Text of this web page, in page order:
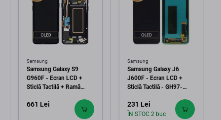
Samsung
Samsung Galaxy S9
G960F - Ecran LCD +
Sticlă Tactilă + Ramă
21696A, GH97-21697A,
GH97-21724A Genuine
661 Lei
Samsung
Samsung Galaxy J6
J600F - Ecran LCD +
Sticlă Tactilă - GH97-
Genuine Service Pack
231 Lei
ÎN STOC 2 buc